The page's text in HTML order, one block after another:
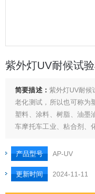
紫外灯UV耐候试
简要描述： 紫外灯UV耐候
老化测试，所以也可称为
塑料、涂料、树脂、油墨
车摩托车工业、粘合剂、
退和氧化测试试验。
产品型号 AP-UV
更新时间 2024-11-11